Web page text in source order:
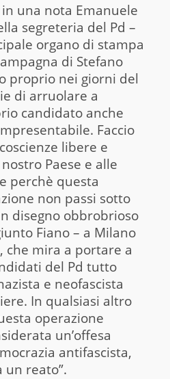
una nota Emanuele
segreteria del Pd –
organo di stampa
di Stefano
proprio nei giorni del
di arruolare a
candidato anche
Faccio
libere e
Paese e alle
perchè questa
non passi sotto
disegno obbrobrioso
Fiano – a Milano
che mira a portare a
del Pd tutto
e neofascista
In qualsiasi altro
operazione
un’offesa
antifascista,
reato”.